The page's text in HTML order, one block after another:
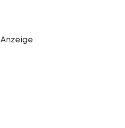
Anzeige